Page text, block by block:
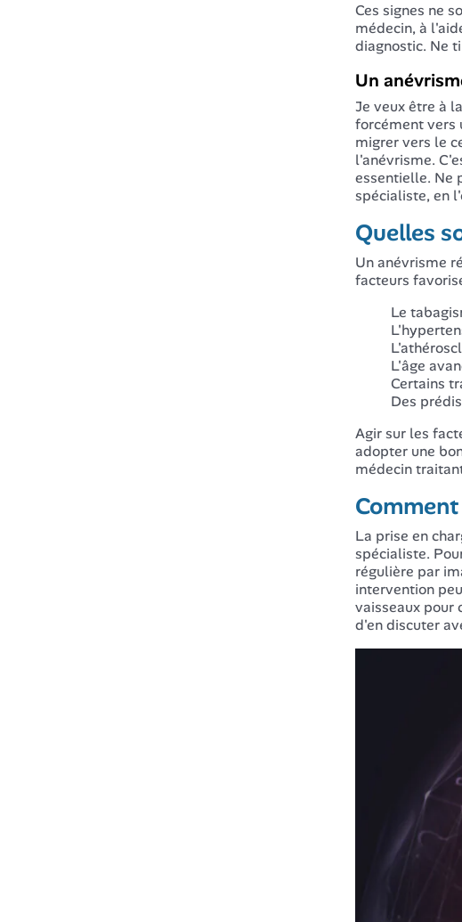
Ces signes ne
médecin, à
diagnostic. Ne
Un
Je veux être à
forcément vers
migrer vers le
l'anévrisme.
essentielle. Ne
spécialiste, en
Quelles
Un anévrisme
facteurs
Le
L'âge
Certains
Des
Agir sur les
adopter une
médecin
La prise en
spécialiste.
régulière par
intervention
vaisseaux pour
d'en discuter